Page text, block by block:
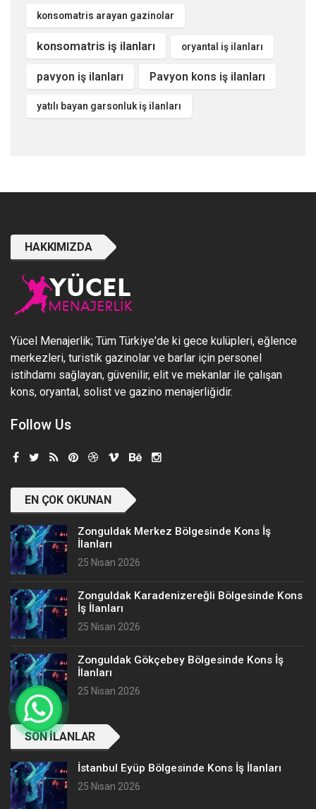
konsomatris arayan gazinolar
konsomatris iş ilanları oryantal iş ilanları
pavyon iş ilanları Pavyon kons iş ilanları
yatılı bayan garsonluk iş ilanları
HAKKIMIZDA
Yücel Menajerlik; Tüm Türkiye'de ki gece kulüpleri, eğlence
merkezleri, turistik gazinolar ve barlar için personel
istihdamı sağlayan, güvenilir, elit ve mekanlar ile çalışan
kons, oryantal, solist ve gazino menajerliğidir.
Follow Us
EN ÇOK OKUNAN
Zonguldak Merkez Bölgesinde Kons İş
İlanları
25 Nisan 2026
Zonguldak Karadenizereğli Bölgesinde Kons
İş İlanları
25 Nisan 2026
Zonguldak Gökçebey Bölgesinde Kons İş
İlanları
25 Nisan 2026
SON İLANLAR
İstanbul Eyüp Bölgesinde Kons İş İlanları
25 Nisan 2026